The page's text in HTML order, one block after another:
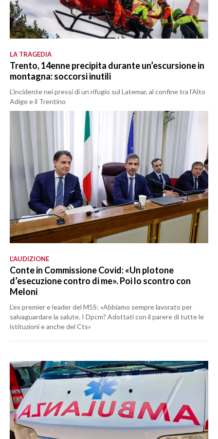
LA TRAGEDIA
Trento, 14enne precipita durante un’escursione in
montagna: soccorsi inutili
L’incidente nei pressi di un rifugio sul Latemar, al confine tra l'Alto
Adige e il Trentino
L’AUDIZIONE
Conte in Commissione Covid: «Un plotone
d’esecuzione contro di me». Poi lo scontro con
Meloni
L’ex premier e leader del M5S: «Abbiamo sempre lavorato per
salvaguardare la salute. I Dpcm? Adottati con il parere di tutte le
istituzioni e anche del Cts»